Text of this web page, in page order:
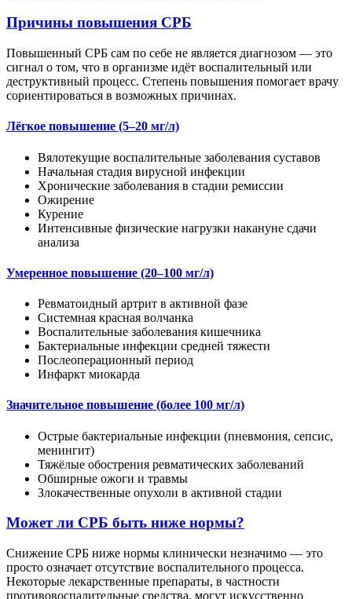
Причины повышения СРБ
Повышенный СРБ сам по себе не является диагнозом — это
сигнал о том, что в организме идёт воспалительный или
деструктивный процесс. Степень повышения помогает врачу
сориентироваться в возможных причинах.
Лёгкое повышение (5–20 мг/л)
Вялотекущие воспалительные заболевания суставов
Начальная стадия вирусной инфекции
Хронические заболевания в стадии ремиссии
Ожирение
Курение
Интенсивные физические нагрузки накануне сдачи
анализа
Умеренное повышение (20–100 мг/л)
Ревматоидный артрит в активной фазе
Системная красная волчанка
Воспалительные заболевания кишечника
Бактериальные инфекции средней тяжести
Послеоперационный период
Инфаркт миокарда
Значительное повышение (более 100 мг/л)
Острые бактериальные инфекции (пневмония, сепсис,
менингит)
Тяжёлые обострения ревматических заболеваний
Обширные ожоги и травмы
Злокачественные опухоли в активной стадии
Может ли СРБ быть ниже нормы?
Снижение СРБ ниже нормы клинически незначимо — это
просто означает отсутствие воспалительного процесса.
Некоторые лекарственные препараты, в частности
противовоспалительные средства, могут искусственно